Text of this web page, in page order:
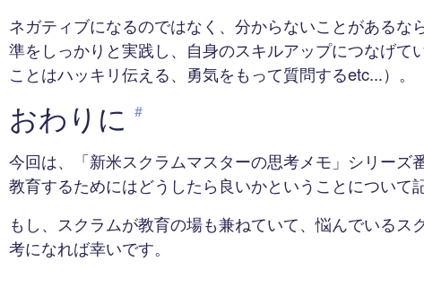
ネガティブになるのではなく、分からないことがあるな
準をしっかりと実践し、自身のスキルアップにつなげて
ことはハッキリ伝える、勇気をもって質問するetc...）。
おわりに #
今回は、「新米スクラムマスターの思考メモ」シリーズ
教育するためにはどうしたら良いかということについて
もし、スクラムが教育の場も兼ねていて、悩んでいるス
考になれば幸いです。